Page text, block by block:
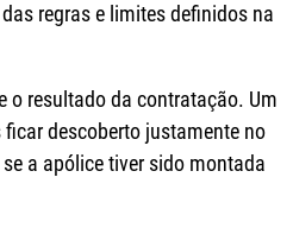
regras e limites definidos na
o resultado da contratação. Um
descoberto justamente no
a apólice tiver sido montada